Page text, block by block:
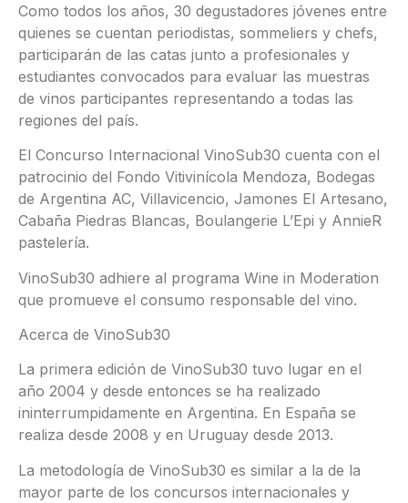
Como todos los años, 30 degustadores jóvenes entre
quienes se cuentan periodistas, sommeliers y chefs,
participarán de las catas junto a profesionales y
estudiantes convocados para evaluar las muestras
de vinos participantes representando a todas las
regiones del país.
El Concurso Internacional VinoSub30 cuenta con el
patrocinio del Fondo Vitivinícola Mendoza, Bodegas
de Argentina AC, Villavicencio, Jamones El Artesano,
Cabaña Piedras Blancas, Boulangerie L’Epi y AnnieR
pastelería.
VinoSub30 adhiere al programa Wine in Moderation
que promueve el consumo responsable del vino.
Acerca de VinoSub30
La primera edición de VinoSub30 tuvo lugar en el
año 2004 y desde entonces se ha realizado
ininterrumpidamente en Argentina. En España se
realiza desde 2008 y en Uruguay desde 2013.
La metodología de VinoSub30 es similar a la de la
mayor parte de los concursos internacionales y